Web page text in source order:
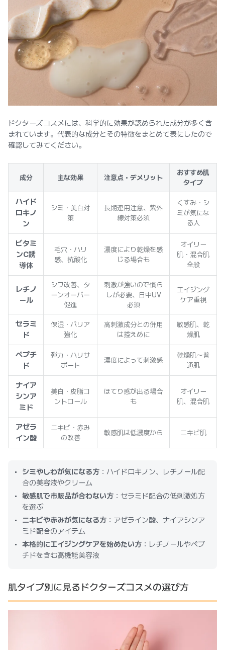
ドクターズコスメには、科学的に効果が認められた成分が多く含
まれています。代表的な成分とその特徴をまとめて表にしたので
確認してみてください。
成分 主な効果 注意点・デメリット
おすすめ肌
タイプ
ハイド
ロキノ
ン
シミ・美白対
策
長期連用注意、紫外
線対策必須
くすみ・シ
ミが気にな
る人
ビタミ
ンC誘
導体
毛穴・ハリ
感、抗酸化
濃度により乾燥を感
じる場合も
オイリー
肌・混合肌
全般
レチノ
ール
シワ改善、タ
ーンオーバー
促進
刺激が強いので慣ら
しが必要、日中UV
必須
エイジング
ケア重視
セラミ
ド
保湿・バリア
強化
高刺激成分との併用
は控えめに
敏感肌、乾
燥肌
ペプチ
ド
弾力・ハリサ
ポート
濃度によって刺激感
乾燥肌～普
通肌
ナイア
シンア
ミド
美白・皮脂コ
ントロール
ほてり感が出る場合
も
オイリー
肌、混合肌
アゼラ
イン酸
ニキビ・赤み
の改善
敏感肌は低濃度から ニキビ肌
シミやしわが気になる方 ：ハイドロキノン、レチノール配
合の美容液やクリーム
敏感肌で市販品が合わない方 ：セラミド配合の低刺激処方
を選ぶ
ニキビや赤みが気になる方 ：アゼライン酸、ナイアシンア
ミド配合のアイテム
本格的にエイジングケアを始めたい方 ：レチノールやペプ
チドを含む高機能美容液
肌タイプ別に見るドクターズコスメの選び方